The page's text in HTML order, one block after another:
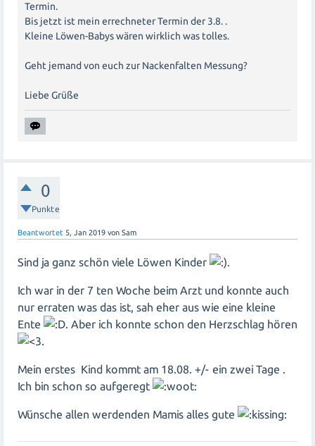
Termin.
Bis jetzt ist mein errechneter Termin der 3.8. .
Kleine Löwen-Babys wären wirklich was tolles.
Geht jemand von euch zur Nackenfalten Messung?
Liebe Grüße
0
Punkte
Beantwortet 5, Jan 2019 von Sam
Sind ja ganz schön viele Löwen Kinder .
Ich war in der 7 ten Woche beim Arzt und konnte auch
nur erraten was das ist, sah eher aus wie eine kleine
Ente
. Aber ich konnte schon den Herzschlag hören
.
Mein erstes Kind kommt am 18.08. +/- ein zwei Tage .
Ich bin schon so aufgeregt
Wünsche allen werdenden Mamis alles gute